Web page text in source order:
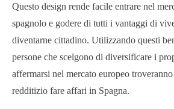
Questo design rende facile entrare nel
spagnolo e godere di tutti i vantaggi di
diventarne cittadino. Utilizzando questi
persone che scelgono di diversificare i
affermarsi nel mercato europeo
redditizio fare affari in Spagna.